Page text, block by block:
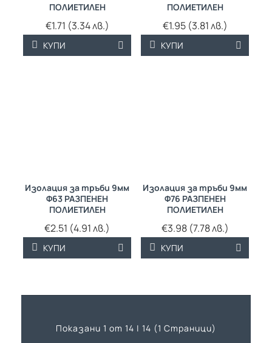
ПОЛИЕТИЛЕН
€1.71 (3.34 лв.)
КУПИ
ПОЛИЕТИЛЕН
€1.95 (3.81 лв.)
КУПИ
Изолация за тръби 9мм
Ф63 РАЗПЕНЕН
ПОЛИЕТИЛЕН
€2.51 (4.91 лв.)
КУПИ
Изолация за тръби 9мм
Ф76 РАЗПЕНЕН
ПОЛИЕТИЛЕН
€3.98 (7.78 лв.)
КУПИ
Показани 1 от 14 | 14 (1 Страници)